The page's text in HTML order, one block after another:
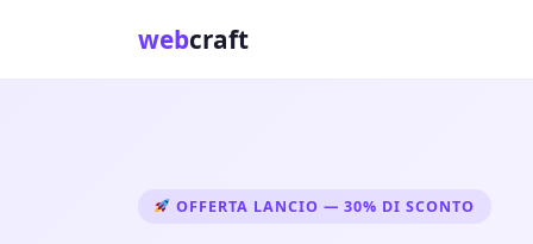
webcraft
OFFERTA LANCIO — 30% DI SCONTO